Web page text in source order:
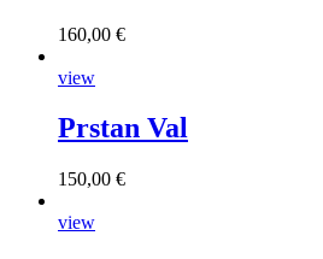
160,00 €
view
Prstan Val
150,00 €
view